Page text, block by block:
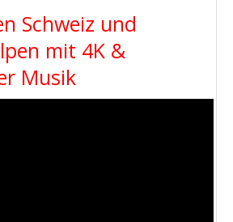
Schweiz und
mit 4K &
Musik